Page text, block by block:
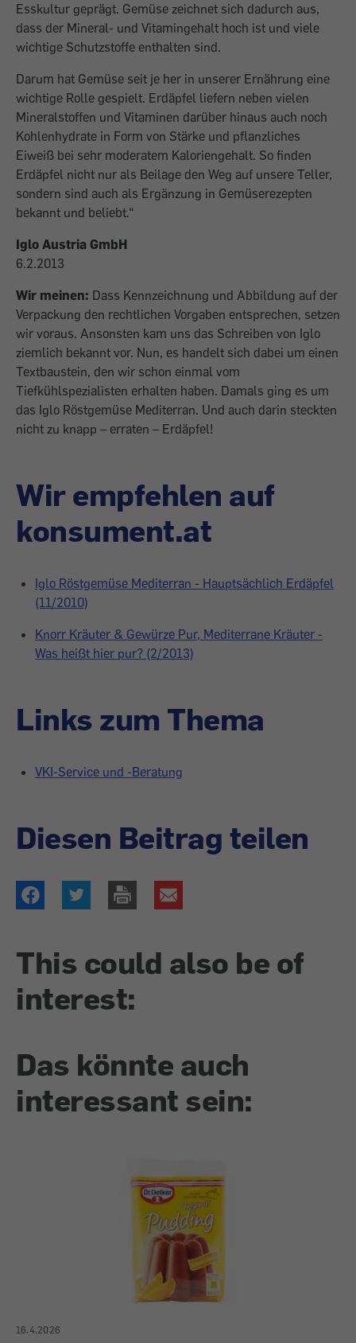
Esskultur geprägt. Gemüse zeichnet sich dadurch aus,
dass der Mineral- und Vitamingehalt hoch ist und viele
wichtige Schutzstoffe enthalten sind.
Darum hat Gemüse seit je her in unserer Ernährung eine
wichtige Rolle gespielt. Erdäpfel liefern neben vielen
Mineralstoffen und Vitaminen darüber hinaus auch noch
Kohlenhydrate in Form von Stärke und pflanzliches
Eiweiß bei sehr moderatem Kaloriengehalt. So finden
Erdäpfel nicht nur als Beilage den Weg auf unsere Teller,
sondern sind auch als Ergänzung in Gemüserezepten
bekannt und beliebt.“
Iglo Austria GmbH
6.2.2013
Wir meinen: Dass Kennzeichnung und Abbildung auf der
Verpackung den rechtlichen Vorgaben entsprechen, setzen
wir voraus. Ansonsten kam uns das Schreiben von Iglo
ziemlich bekannt vor. Nun, es handelt sich dabei um einen
Textbaustein, den wir schon einmal vom
Tiefkühlspezialisten erhalten haben. Damals ging es um
das Iglo Röstgemüse Mediterran. Und auch darin steckten
nicht zu knapp – erraten – Erdäpfel!
Wir empfehlen auf
konsument.at
Iglo Röstgemüse Mediterran - Hauptsächlich Erdäpfel
(11/2010)
Knorr Kräuter & Gewürze Pur, Mediterrane Kräuter -
Was heißt hier pur? (2/2013)
Links zum Thema
VKI-Service und -Beratung
Diesen Beitrag teilen
This could also be of
interest:
Das könnte auch
interessant sein:
16.4.2026